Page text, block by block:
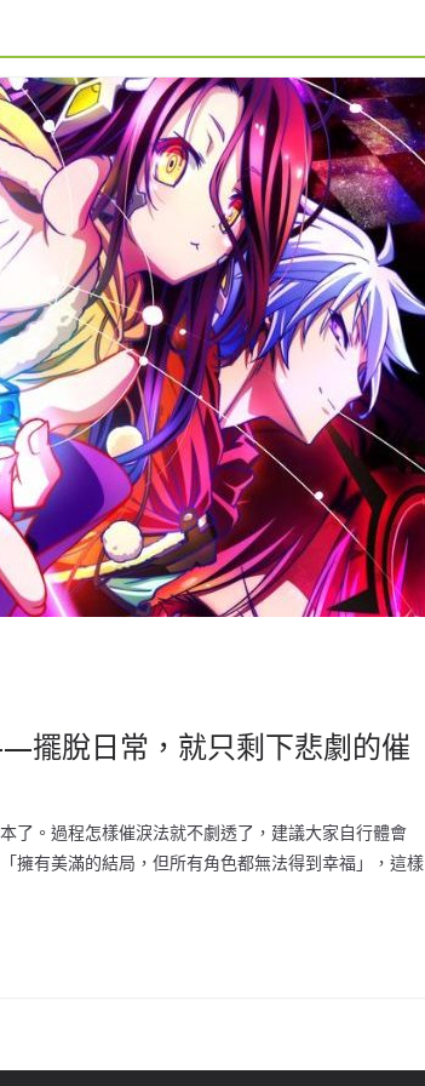
擺脫日常，就只剩下悲劇的催
了。過程怎樣催淚法就不劇透了，建議大家自行體會
擁有美滿的結局，但所有角色都無法得到幸福」，這樣